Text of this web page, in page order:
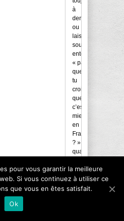
à
demander
ou
laisser
sous
entendre
« parce
que
tu
crois
que
c’est
mieux
en
France
? »
quand
critique
une
autre
pour vous garantir la meilleure
Si vous continuez à utiliser ce
que vous en êtes satisfait.
Ok